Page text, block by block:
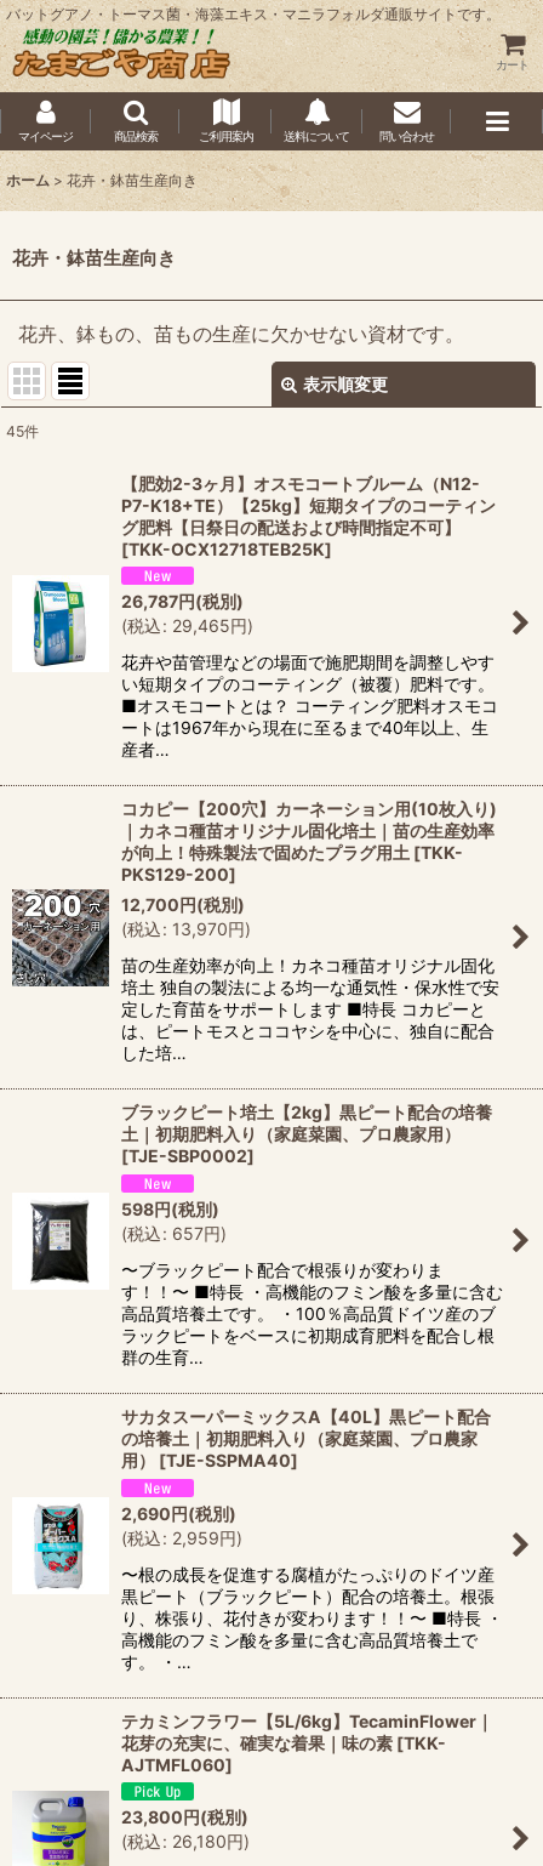
バットグアノ・トーマス菌・海藻エキス・マニラフォルダ通販サイトです。
カート
マイページ 商品検索 ご利用案内 送料について 問い合わせ
ホーム > 花卉・鉢苗生産向き
花卉・鉢苗生産向き
花卉、鉢もの、苗もの生産に欠かせない資材です。
表示順変更
45件
【肥効2-3ヶ月】オスモコートブルーム（N12-
P7-K18+TE）【25kg】短期タイプのコーティン
グ肥料【日祭日の配送および時間指定不可】
[TKK-OCX12718TEB25K]
26,787円(税別)
(税込: 29,465円)
花卉や苗管理などの場面で施肥期間を調整しやす
い短期タイプのコーティング（被覆）肥料です。
■オスモコートとは？ コーティング肥料オスモコ
ートは1967年から現在に至るまで40年以上、生
産者…
コカピー【200穴】カーネーション用(10枚入り)
｜カネコ種苗オリジナル固化培土｜苗の生産効率
が向上！特殊製法で固めたプラグ用土 [TKK-
PKS129-200]
12,700円(税別)
(税込: 13,970円)
苗の生産効率が向上！カネコ種苗オリジナル固化
培土 独自の製法による均一な通気性・保水性で安
定した育苗をサポートします ■特長 コカピーと
は、ピートモスとココヤシを中心に、独自に配合
した培…
ブラックピート培土【2kg】黒ピート配合の培養
土｜初期肥料入り（家庭菜園、プロ農家用）
[TJE-SBP0002]
598円(税別)
(税込: 657円)
〜ブラックピート配合で根張りが変わりま
す！！〜 ■特長 ・高機能のフミン酸を多量に含む
高品質培養土です。 ・100％高品質ドイツ産のブ
ラックピートをベースに初期成育肥料を配合し根
群の生育…
サカタスーパーミックスA【40L】黒ピート配合
の培養土｜初期肥料入り（家庭菜園、プロ農家
用）
[TJE-SSPMA40]
2,690円(税別)
(税込: 2,959円)
〜根の成長を促進する腐植がたっぷりのドイツ産
黒ピート（ブラックピート）配合の培養土。根張
り、株張り、花付きが変わります！！〜 ■特長 ・
高機能のフミン酸を多量に含む高品質培養土で
す。 ・…
テカミンフラワー【5L/6kg】TecaminFlower｜
花芽の充実に、確実な着果｜味の素 [TKK-
AJTMFL060]
23,800円(税別)
(税込: 26,180円)